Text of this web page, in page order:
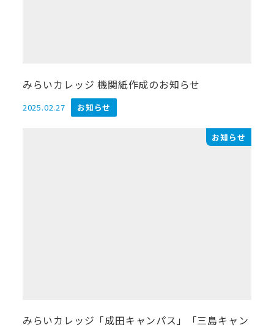
みらいカレッジ 機関紙作成のお知らせ
投稿日
2025.02.27 お知らせ
お知らせ
みらいカレッジ「成田キャンパス」「三島キャン